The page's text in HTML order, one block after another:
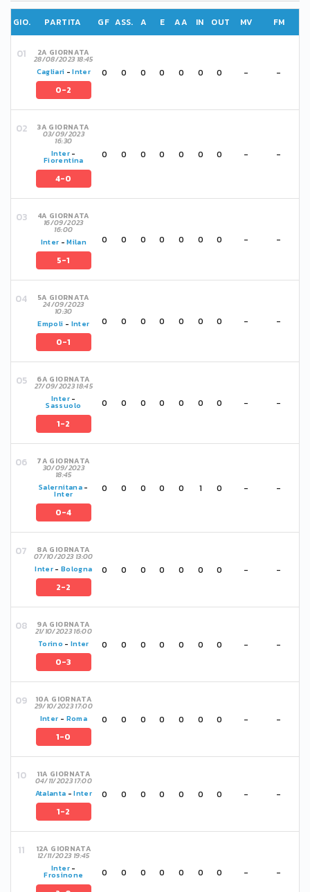
GIO. PARTITA GF ASS. A E AA IN OUT MV FM
2A GIORNATA
28/08/2023 18:45
Cagliari -Inter
0-2
0 0 0 0 0 0 0 - -
3A GIORNATA
03/09/2023
16:30
Inter-
Fiorentina
4-0
0 0 0 0 0 0 0 - -
4A GIORNATA
16/09/2023
16:00
Inter -Milan
5-1
0 0 0 0 0 0 0 - -
5A GIORNATA
24/09/2023
10:30
Empoli - Inter
0-1
0 0 0 0 0 0 0 - -
6A GIORNATA
27/09/2023 18:45
Inter-
Sassuolo
1-2
0 0 0 0 0 0 0 - -
7A GIORNATA
30/09/2023
18:45
Salernitana-
Inter
0-4
0 0 0 0 0 1 0 - -
8A GIORNATA
07/10/2023 13:00
Inter-Bologna
2-2
0 0 0 0 0 0 0 - -
9A GIORNATA
21/10/2023 16:00
Torino -Inter
0-3
0 0 0 0 0 0 0 - -
10A GIORNATA
29/10/2023 17:00
Inter - Roma
1-0
0 0 0 0 0 0 0 - -
11A GIORNATA
04/11/2023 17:00
Atalanta -Inter
1-2
0 0 0 0 0 0 0 - -
12A GIORNATA
12/11/2023 19:45
Inter-
Frosinone 0 0 0 0 0 0 0 - -